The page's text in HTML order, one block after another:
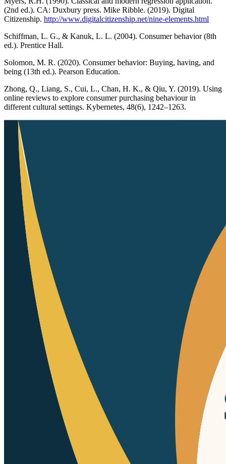
(2nd ed.). CA: Duxbury press. Mike Ribble. (2019). Digital
Citizenship. http://www.digitalcitizenship.net/nine-elements.html
Schiffman, L. G., & Kanuk, L. L. (2004). Consumer behavior (8th
ed.). Prentice Hall.
Solomon, M. R. (2020). Consumer behavior: Buying, having, and
being (13th ed.). Pearson Education.
Zhong, Q., Liang, S., Cui, L., Chan, H. K., & Qiu, Y. (2019). Using
online reviews to explore consumer purchasing behaviour in
different cultural settings. Kybernetes, 48(6), 1242–1263.